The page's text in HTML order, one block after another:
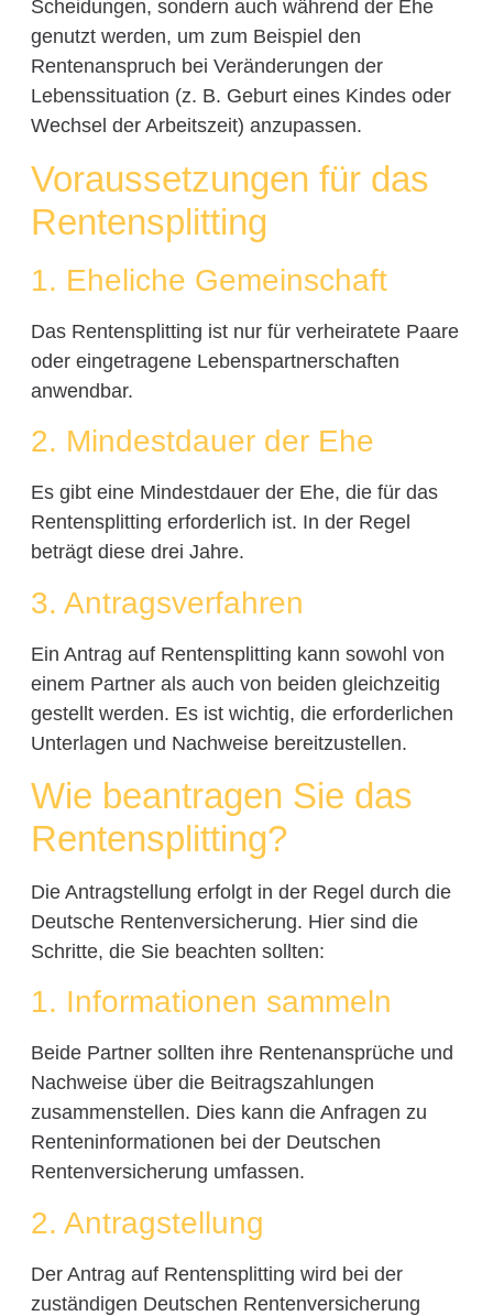
Scheidungen, sondern auch während der Ehe
genutzt werden, um zum Beispiel den
Rentenanspruch bei Veränderungen der
Lebenssituation (z. B. Geburt eines Kindes oder
Wechsel der Arbeitszeit) anzupassen.
Voraussetzungen für das
Rentensplitting
1. Eheliche Gemeinschaft
Das Rentensplitting ist nur für verheiratete Paare
oder eingetragene Lebenspartnerschaften
anwendbar.
2. Mindestdauer der Ehe
Es gibt eine Mindestdauer der Ehe, die für das
Rentensplitting erforderlich ist. In der Regel
beträgt diese drei Jahre.
3. Antragsverfahren
Ein Antrag auf Rentensplitting kann sowohl von
einem Partner als auch von beiden gleichzeitig
gestellt werden. Es ist wichtig, die erforderlichen
Unterlagen und Nachweise bereitzustellen.
Wie beantragen Sie das
Rentensplitting?
Die Antragstellung erfolgt in der Regel durch die
Deutsche Rentenversicherung. Hier sind die
Schritte, die Sie beachten sollten:
1. Informationen sammeln
Beide Partner sollten ihre Rentenansprüche und
Nachweise über die Beitragszahlungen
zusammenstellen. Dies kann die Anfragen zu
Renteninformationen bei der Deutschen
Rentenversicherung umfassen.
2. Antragstellung
Der Antrag auf Rentensplitting wird bei der
zuständigen Deutschen Rentenversicherung